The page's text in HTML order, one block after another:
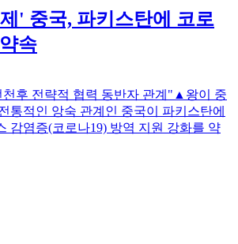
' 중국, 파키스탄에 코로
속
천후 전략적 협력 동반자 관계"▲왕이 중
통적인 앙숙 관계인 중국이 파키스탄에
감염증(코로나19) 방역 지원 강화를 약